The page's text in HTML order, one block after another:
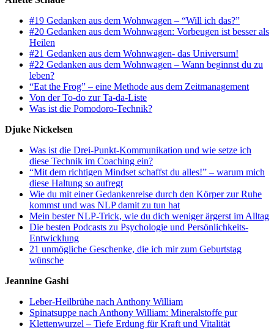
#19 Gedanken aus dem Wohnwagen – “Will ich das?”
#20 Gedanken aus dem Wohnwagen: Vorbeugen ist besser als
Heilen
#21 Gedanken aus dem Wohnwagen- das Universum!
#22 Gedanken aus dem Wohnwagen – Wann beginnst du zu
leben?
“Eat the Frog” – eine Methode aus dem Zeitmanagement
Von der To-do zur Ta-da-Liste
Was ist die Pomodoro-Technik?
Djuke Nickelsen
Was ist die Drei-Punkt-Kommunikation und wie setze ich
diese Technik im Coaching ein?
“Mit dem richtigen Mindset schaffst du alles!” – warum mich
diese Haltung so aufregt
Wie du mit einer Gedankenreise durch den Körper zur Ruhe
kommst und was NLP damit zu tun hat
Mein bester NLP-Trick, wie du dich weniger ärgerst im Alltag
Die besten Podcasts zu Psychologie und Persönlichkeits-
Entwicklung
21 unmögliche Geschenke, die ich mir zum Geburtstag
wünsche
Jeannine Gashi
Leber-Heilbrühe nach Anthony William
Spinatsuppe nach Anthony William: Mineralstoffe pur
Klettenwurzel – Tiefe Erdung für Kraft und Vitalität